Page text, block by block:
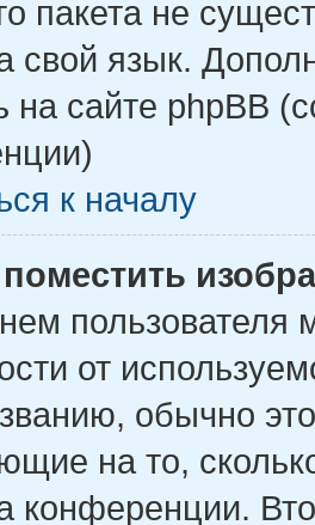
пакета не
свой язык.
на сайте phpBB
к началу
поместить
пользователя
от
обычно это
на то,
конференции.